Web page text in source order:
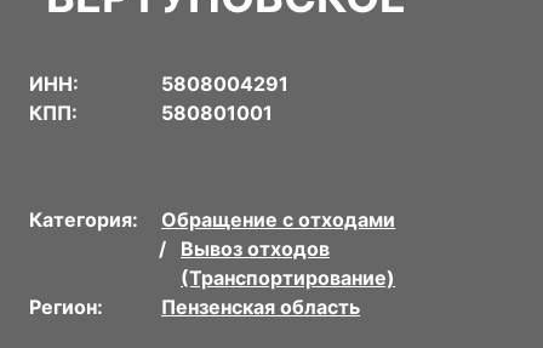
ИНН:
5808004291
КПП:
580801001
Категория:
Обращение с отходами
Вывоз отходов
(Транспортирование)
Регион:
Пензенская область